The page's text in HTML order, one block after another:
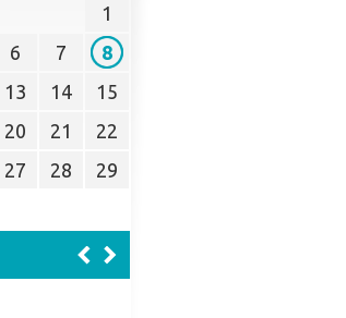
1
6 7
8
13 14
15
20 21
22
27 28
29